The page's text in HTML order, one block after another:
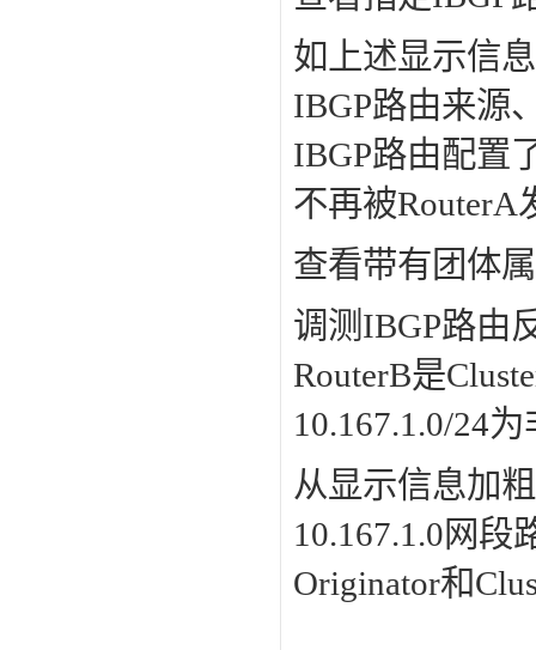
如上述显示信
IBGP路由来源
IBGP路由配置
不再被RouterA
查看带有团体
调测IBGP路由
RouterB是
10.167.1.0/24
从显示信息加
10.167.1.0网
Originator和